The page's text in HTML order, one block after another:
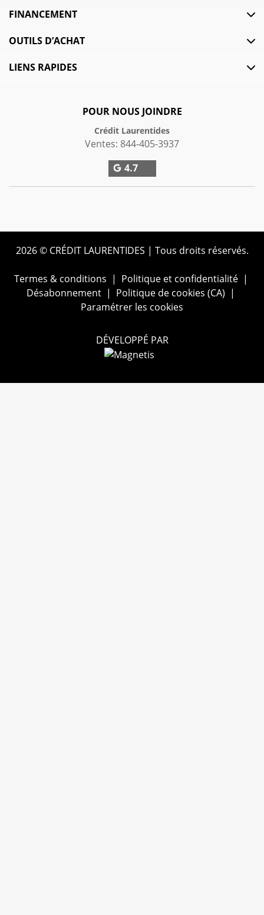
POUR NOUS JOINDRE
Crédit Laurentides
Ventes: 844-405-3937
4.7
FINANCEMENT
OUTILS D’ACHAT
LIENS RAPIDES
2026 © CRÉDIT LAURENTIDES | Tous droits réservés.
Termes & conditions | Politique et confidentialité|
Désabonnement | Politique de cookies (CA) |
Paramétrer les cookies
DÉVELOPPÉ PAR